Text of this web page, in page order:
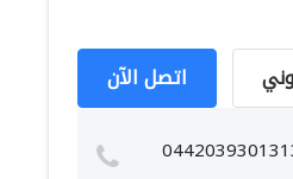
اتصل الآن